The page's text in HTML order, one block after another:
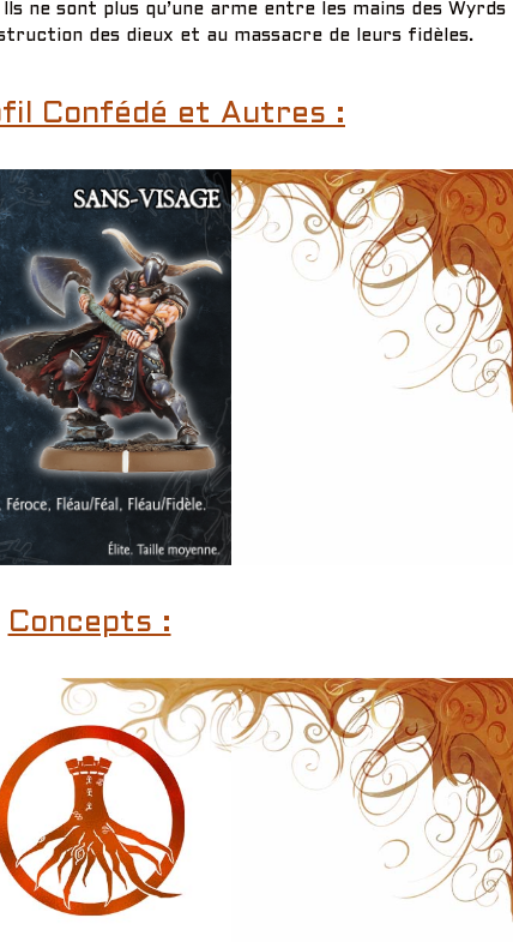
ne sont plus qu’une arme entre les mains des Wyrds
des dieux et au massacre de leurs fidèles.
Confédé et Autres :
Concepts :